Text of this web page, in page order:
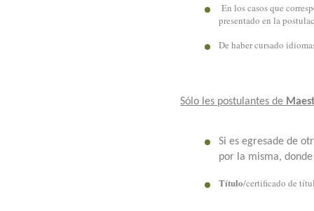
En los casos que
presentado en la
De haber cursado
Sólo les postulantes de
Si es egresade de
por la misma,
Título/certificado de